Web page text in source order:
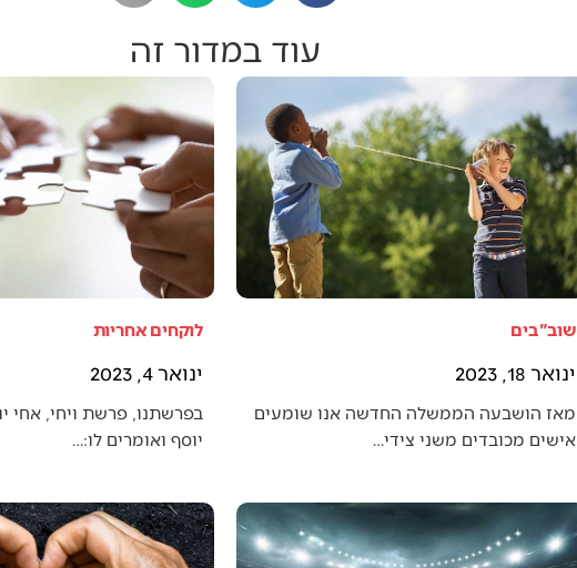
עוד במדור זה
שוב"בים
ינואר 18, 2023
מאז הושבעה הממשלה החדשה אנו שומעים
אישים מכובדים משני צידי…
לוקחים אחריות
ינואר 4, 2023
בפרשתנו, פרשת ויחי, אחי
יוסף ואומרים לו:…